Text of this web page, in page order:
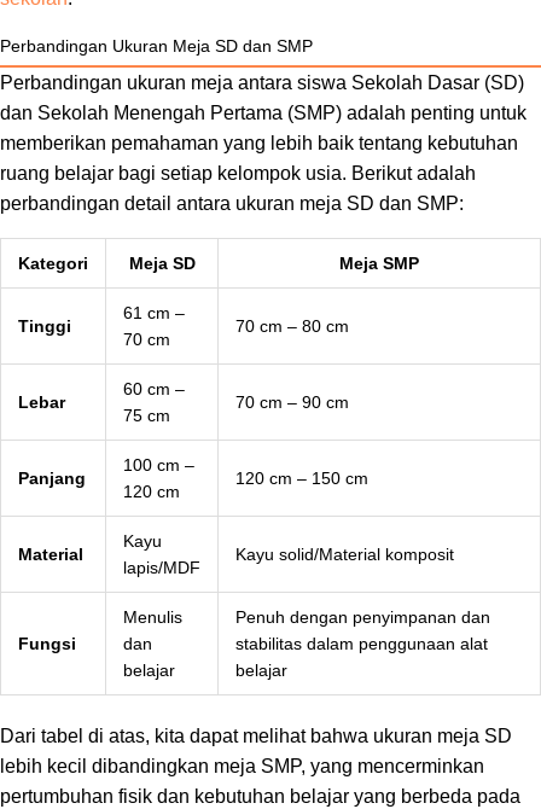
Perbandingan Ukuran Meja SD dan SMP
Perbandingan ukuran meja antara siswa Sekolah Dasar (SD)
dan Sekolah Menengah Pertama (SMP) adalah penting untuk
memberikan pemahaman yang lebih baik tentang kebutuhan
ruang belajar bagi setiap kelompok usia. Berikut adalah
perbandingan detail antara ukuran meja SD dan SMP:
Kategori Meja SD Meja SMP
Tinggi
61 cm –
70 cm
70 cm – 80 cm
Lebar
60 cm –
75 cm
70 cm – 90 cm
Panjang
100 cm –
120 cm
120 cm – 150 cm
Material
Kayu
lapis/MDF
Kayu solid/Material komposit
Fungsi
Menulis
dan
belajar
Penuh dengan penyimpanan dan
stabilitas dalam penggunaan alat
belajar
Dari tabel di atas, kita dapat melihat bahwa ukuran meja SD
lebih kecil dibandingkan meja SMP, yang mencerminkan
pertumbuhan fisik dan kebutuhan belajar yang berbeda pada